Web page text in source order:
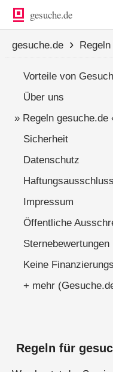
gesuche.de
gesuche.de ›
Vorteile von
Über uns
» Regeln gesuche.de
Sicherheit
Datenschutz
Haftungsausschluss
Impressum
Öffentliche
Sternebewertungen
Keine
+ mehr
Regeln für